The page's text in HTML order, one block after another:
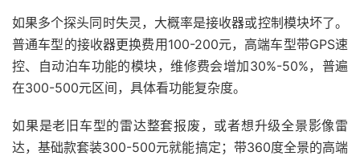
如果多个探头同时失灵，大概率是接收器或控制模块坏了。
普通车型的接收器更换费用100-200元，高端车型带GPS速
控、自动泊车功能的模块，维修费会增加30%-50%，普遍
在300-500元区间，具体看功能复杂度。
如果是老旧车型的雷达整套报废，或者想升级全景影像雷
达，基础款套装300-500元就能搞定；带360度全景的高端